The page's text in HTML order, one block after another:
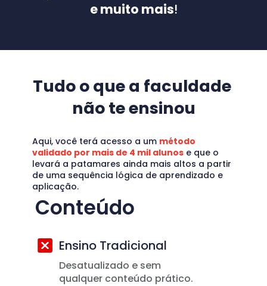
e muito mais!
Tudo o que a faculdade
não te ensinou
Aqui, você terá acesso a um método
validado por mais de 4 mil alunos e que o
levará a patamares ainda mais altos a partir
de uma sequência lógica de aprendizado e
aplicação.
Ensino Tradicional
Desatualizado e sem
qualquer conteúdo prático.
Conteúdo